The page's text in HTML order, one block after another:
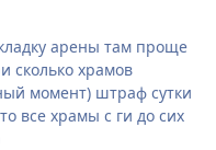
арены там проще
сколько храмов
момент) штраф сутки
все храмы с ги до сих